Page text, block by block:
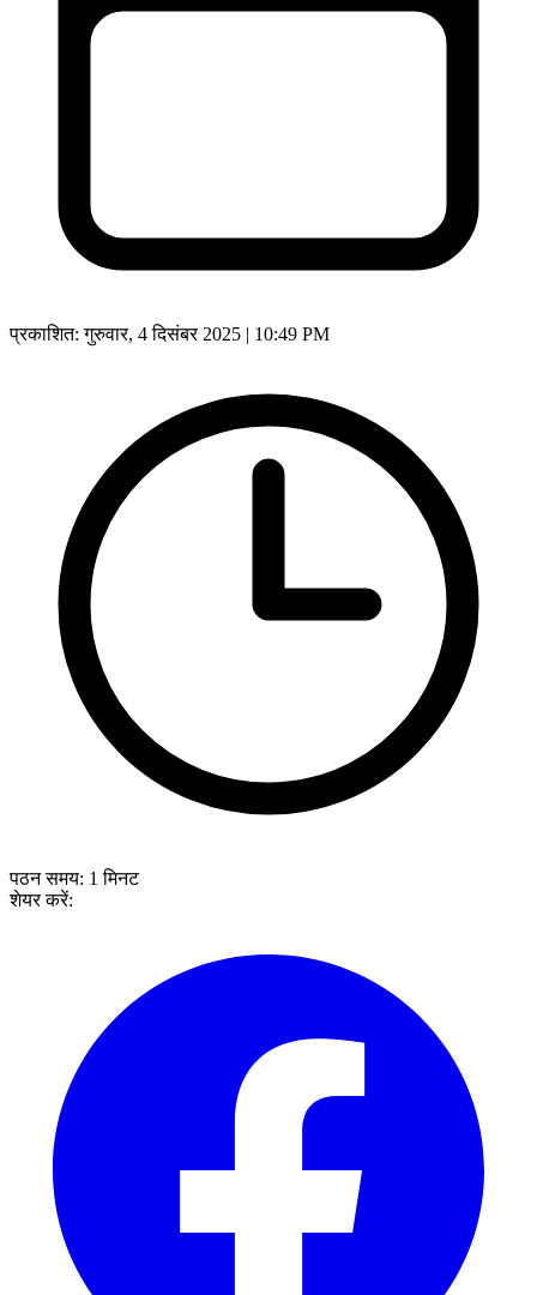
प्रकाशित:गुरुवार, 4 दिसंबर 2025 | 10:49 PM
पठन समय: 1 मिनट
शेयर करें: